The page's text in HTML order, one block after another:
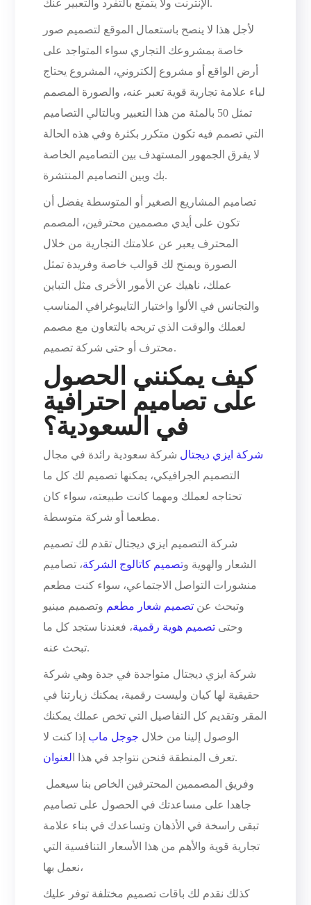
الإنترنت ولا يتمتع بالتفرد والتعبير عنك.
لأجل هذا لا ينصح باستعمال الموقع لتصميم صور
خاصة بمشروعك التجاري سواء المتواجد على
أرض الواقع أو مشروع إلكتروني، المشروع يحتاج
لباء علامة تجارية قوية تعبر عنه، والصورة المصمم
تمثل 50 بالمئة من هذا التعبير وبالتالي التصاميم
التي تصمم فيه تكون متكرر بكثرة وفي هذه الحالة
لا يفرق الجمهور المستهدف بين التصاميم الخاصة
بك وبين التصاميم المنتشرة.
تصاميم المشاريع الصغير أو المتوسطة يفضل أن
تكون على أيدي مصممين محترفين، المصمم
المحترف يعبر عن علامتك التجارية من خلال
الصورة ويمنح لك قوالب خاصة وفريدة تمثل
عملك، ناهيك عن الأمور الأخرى مثل التباين
والتجانس في الألوا واختيار التايبوغرافي المناسب
لعملك والوقت الذي تربحه بالتعاون مع مصمم
محترف أو حتى شركة تصميم.
كيف يمكنني الحصول
على تصاميم احترافية
في السعودية؟
شركة ايزي ديجتال شركة سعودية رائدة في مجال
التصميم الجرافيكي، يمكنها تصميم لك كل ما
تحتاجه لعملك ومهما كانت طبيعته، سواء كان
مطعما أو شركة متوسطة.
شركة التصميم ايزي ديجتال تقدم لك تصميم
الشعار والهوية وتصميم كاتالوج الشركة، تصاميم
منشورات التواصل الاجتماعي، سواء كنت مطعم
وتبحث عن تصميم شعار مطعم وتصميم مينيو
وحتى تصميم هوية رقمية، فعندنا ستجد كل ما
تبحث عنه.
شركة ايزي ديجتال متواجدة في جدة وهي شركة
حقيقية لها كيان وليست رقمية، يمكنك زيارتنا في
المقر وتقديم كل التفاصيل التي تخص عملك يمكنك
الوصول إلينا من خلال جوجل ماب إذا كنت لا
تعرف المنطقة فنحن نتواجد في هذا ا لعنوان .
جاهدا على مساعدتك في الحصول على تصاميم
تبقى راسخة في الأذهان وتساعدك في بناء علامة
تجارية قوية والأهم من هذا الأسعار التنافسية التي
نعمل بها،
كذلك نقدم لك باقات تصميم مختلفة توفر عليك